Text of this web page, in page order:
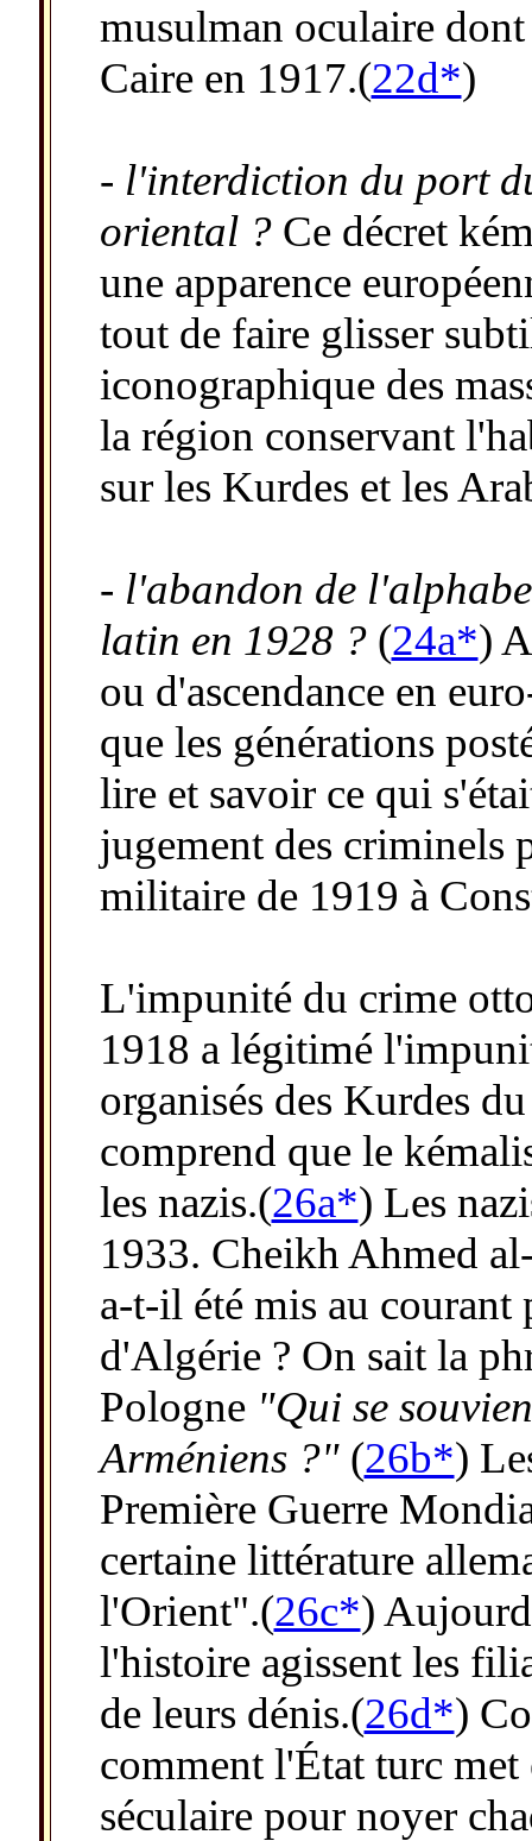
musulman oculaire
Caire en 1917.(22d*)
- l'interdiction du port
oriental ? Ce décret
une apparence
tout de faire glisser
iconographique des
la région conservant
sur les Kurdes et les
- l'abandon de
latin en 1928 ?(24a*)
ou d'ascendance en
que les générations
lire et savoir ce qui
jugement des criminels
militaire de 1919 à
L'impunité du crime
1918 a légitimé
organisés des Kurdes
comprend que le
les nazis.(26a*) Les
1933. Cheikh Ahmed
a-t-il été mis au courant
d'Algérie ? On sait la
Pologne "Qui se
Arméniens ?"(26b*)
Première Guerre
certaine littérature
l'Orient".(26c*)
l'histoire agissent les
de leurs dénis.(26d*)
comment l'État turc
séculaire pour noyer